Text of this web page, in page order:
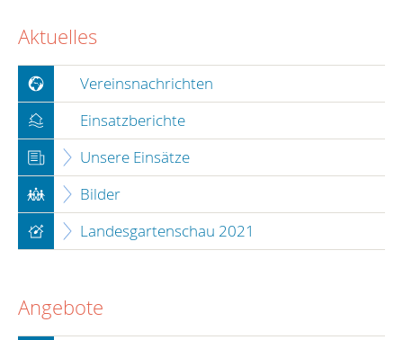
Aktuelles
Vereinsnachrichten
Einsatzberichte
Unsere Einsätze
Bilder
Landesgartenschau 2021
Angebote